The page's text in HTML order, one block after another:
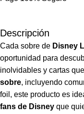
Descripción
Cada sobre de Disney
oportunidad para
inolvidables y cartas
sobre, incluyendo
foil, este producto es
fans de Disney que